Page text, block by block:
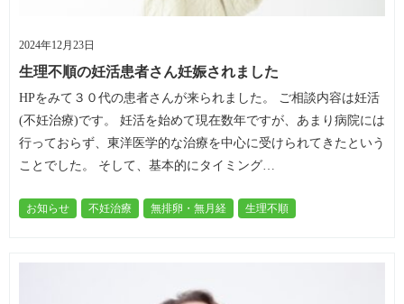
2024年12月23日
生理不順の妊活患者さん妊娠されました
HPをみて３０代の患者さんが来られました。 ご相談内容は妊活
(不妊治療)です。 妊活を始めて現在数年ですが、あまり病院には
行っておらず、東洋医学的な治療を中心に受けられてきたという
ことでした。 そして、基本的にタイミング…
お知らせ 不妊治療 無排卵・無月経 生理不順